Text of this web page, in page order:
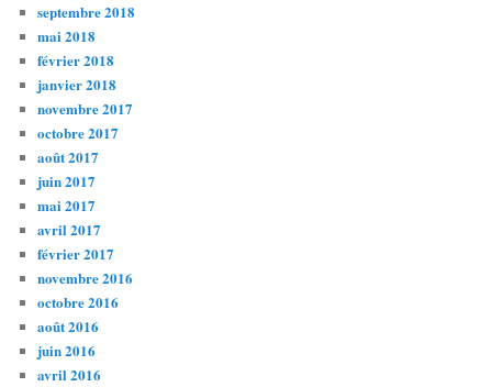
septembre 2018
mai 2018
février 2018
janvier 2018
novembre 2017
octobre 2017
août 2017
juin 2017
mai 2017
avril 2017
février 2017
novembre 2016
octobre 2016
août 2016
juin 2016
avril 2016